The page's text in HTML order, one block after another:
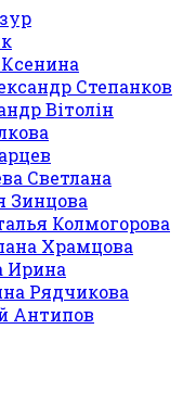
Степанков
Вітолін
Светлана
Зинцова
Колмогорова
Храмцова
Ирина
Рядчикова
Антипов